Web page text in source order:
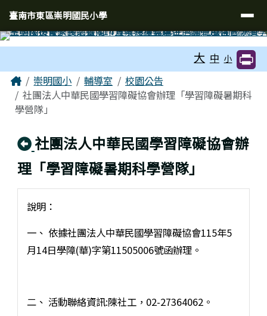
臺南市東區崇明國民小學
導覽列
臺南市東區崇明國民小學
大 中 小
主內容區域
Home崇明國小 輔導室
校園公告
社團法人中華民國學習障礙協會辦理「學習障礙暑期科
學營隊」
回上頁
社團法人中華民國學習障礙協會辦
理「學習障礙暑期科學營隊」
說明：
一、 依據社團法人中華民國學習障礙協會115年5
月14日學障(華)字第11505006號函辦理。
二、 活動聯絡資訊:陳社工，02-27364062。
頁尾區域